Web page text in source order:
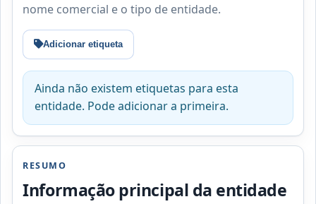
nome comercial e o tipo de entidade.
Adicionar etiqueta
Ainda não existem etiquetas para esta
entidade. Pode adicionar a primeira.
RESUMO
Informação principal da entidade